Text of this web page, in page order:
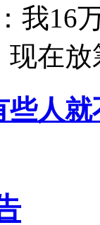
我16
在
些人就